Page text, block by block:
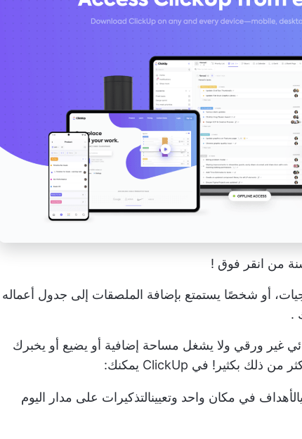
من انقر فوق !
أو شخصًا يستمتع بإضافة الملصقات إلى جدول أعماله
.
غير ورقي ولا يشغل مساحة إضافية أو يضيع أو يخبرك
من ذلك بكثير! في ClickUp يمكنك:
الأهداف في مكان واحد وتعيينالتذكيرات على مدار اليوم